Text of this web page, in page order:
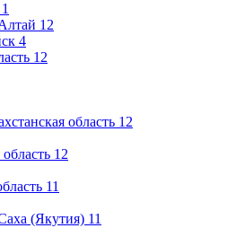
1
12
4
12
область 12
12
11
(Якутия) 11